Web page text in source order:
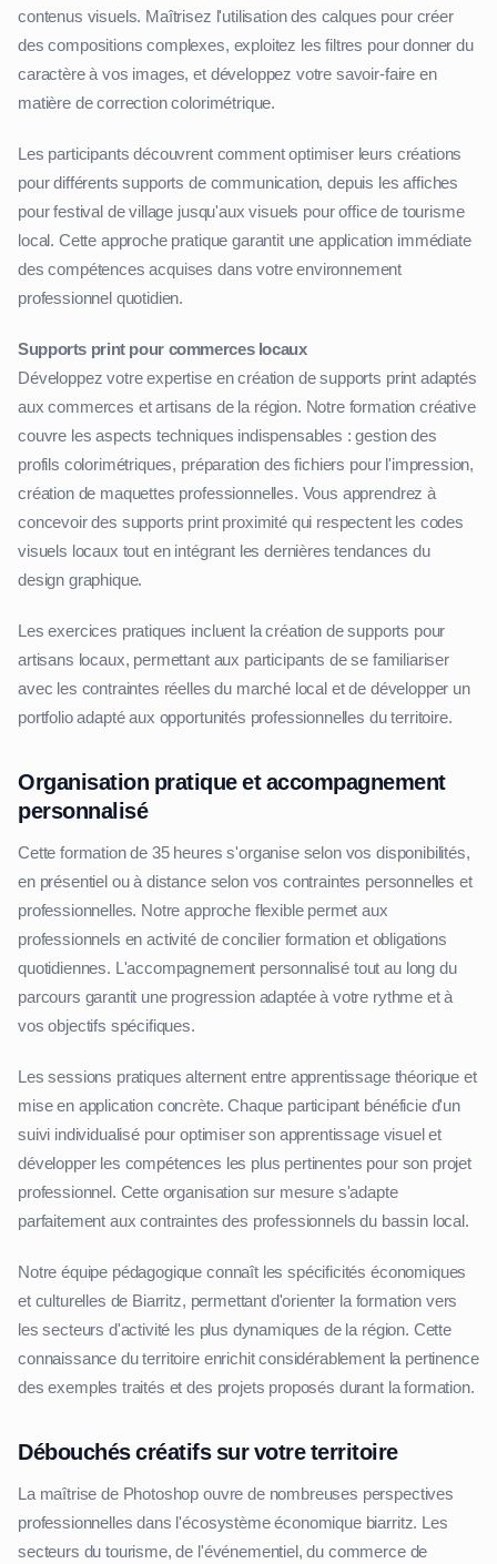
contenus visuels. Maîtrisez l'utilisation des calques pour créer
des compositions complexes, exploitez les filtres pour donner du
caractère à vos images, et développez votre savoir-faire en
matière de correction colorimétrique.
Les participants découvrent comment optimiser leurs créations
pour différents supports de communication, depuis les affiches
pour festival de village jusqu'aux visuels pour office de tourisme
local. Cette approche pratique garantit une application immédiate
des compétences acquises dans votre environnement
professionnel quotidien.
Supports print pour commerces locaux
Développez votre expertise en création de supports print adaptés
aux commerces et artisans de la région. Notre formation créative
couvre les aspects techniques indispensables : gestion des
profils colorimétriques, préparation des fichiers pour l'impression,
création de maquettes professionnelles. Vous apprendrez à
concevoir des supports print proximité qui respectent les codes
visuels locaux tout en intégrant les dernières tendances du
design graphique.
Les exercices pratiques incluent la création de supports pour
artisans locaux, permettant aux participants de se familiariser
avec les contraintes réelles du marché local et de développer un
portfolio adapté aux opportunités professionnelles du territoire.
Organisation pratique et accompagnement
personnalisé
Cette formation de 35 heures s'organise selon vos disponibilités,
en présentiel ou à distance selon vos contraintes personnelles et
professionnelles. Notre approche flexible permet aux
professionnels en activité de concilier formation et obligations
quotidiennes. L'accompagnement personnalisé tout au long du
parcours garantit une progression adaptée à votre rythme et à
vos objectifs spécifiques.
Les sessions pratiques alternent entre apprentissage théorique et
mise en application concrète. Chaque participant bénéficie d'un
suivi individualisé pour optimiser son apprentissage visuel et
développer les compétences les plus pertinentes pour son projet
professionnel. Cette organisation sur mesure s'adapte
parfaitement aux contraintes des professionnels du bassin local.
Notre équipe pédagogique connaît les spécificités économiques
et culturelles de Biarritz, permettant d'orienter la formation vers
les secteurs d'activité les plus dynamiques de la région. Cette
connaissance du territoire enrichit considérablement la pertinence
des exemples traités et des projets proposés durant la formation.
Débouchés créatifs sur votre territoire
La maîtrise de Photoshop ouvre de nombreuses perspectives
professionnelles dans l'écosystème économique biarritz. Les
secteurs du tourisme, de l'événementiel, du commerce de